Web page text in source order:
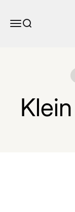
MenüSuche